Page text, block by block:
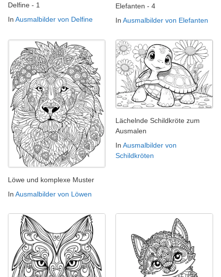
Delfine - 1
In Ausmalbilder von Delfine
Elefanten - 4
In Ausmalbilder von Elefanten
Löwe und komplexe Muster
In Ausmalbilder von Löwen
Lächelnde Schildkröte zum
Ausmalen
In Ausmalbilder von
Schildkröten